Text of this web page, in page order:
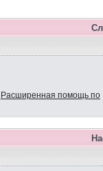
Расширенная помощь по